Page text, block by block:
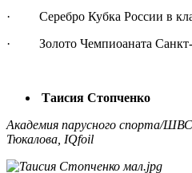
· Серебро Кубка России в
· Золото Чемпиоаната Санкт-
Таисия Стопченко
Академия парусного спорта/
Тюкалова, IQfoil